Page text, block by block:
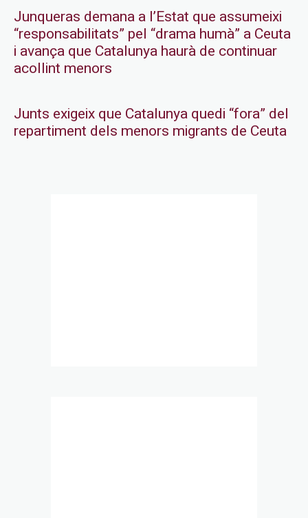
Junqueras demana a l’Estat que assumeixi
“responsabilitats” pel “drama humà” a Ceuta
i avança que Catalunya haurà de continuar
acollint menors
Junts exigeix que Catalunya quedi “fora” del
repartiment dels menors migrants de Ceuta